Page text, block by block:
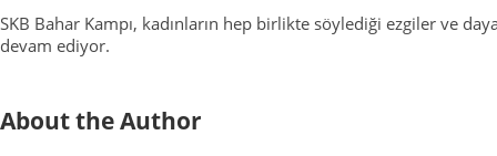
SKB Bahar Kampı, kadınların hep birlikte söylediği ezgiler ve
devam ediyor.
About the Author